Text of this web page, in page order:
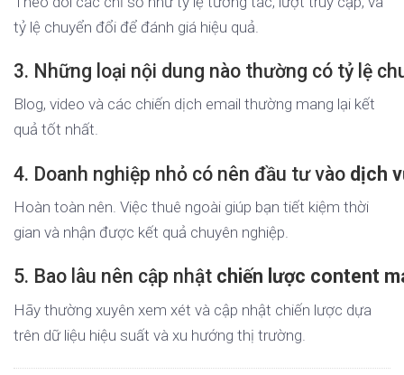
tỷ lệ chuyển đổi để đánh giá hiệu quả.
3. Những loại nội dung nào thường có tỷ lệ
Blog, video và các chiến dịch email thường mang lại kết
quả tốt nhất.
4. Doanh nghiệp nhỏ có nên đầu tư vào dịch
Hoàn toàn nên. Việc thuê ngoài giúp bạn tiết kiệm thời
gian và nhận được kết quả chuyên nghiệp.
5. Bao lâu nên cập nhật chiến lược content
Hãy thường xuyên xem xét và cập nhật chiến lược dựa
trên dữ liệu hiệu suất và xu hướng thị trường.